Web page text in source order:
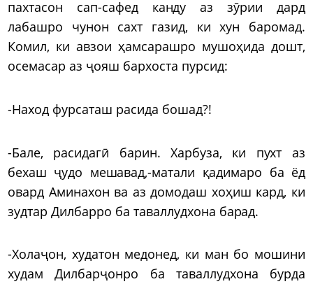
пахтасон сап-сафед канду аз зӯрии дард
лабашро чунон сахт газид, ки хун баромад.
Комил, ки авзои ҳамсарашро мушоҳида дошт,
осемасар аз ҷояш бархоста пурсид:
-Наход фурсаташ расида бошад?!
-Бале, расидагӣ барин. Харбуза, ки пухт аз
бехаш ҷудо мешавад,-матали қадимаро ба ёд
овард Аминахон ва аз домодаш хоҳиш кард, ки
зудтар Дилбарро ба таваллудхона барад.
-Холаҷон, худатон медонед, ки ман бо мошини
худам Дилбарҷонро ба таваллудхона бурда